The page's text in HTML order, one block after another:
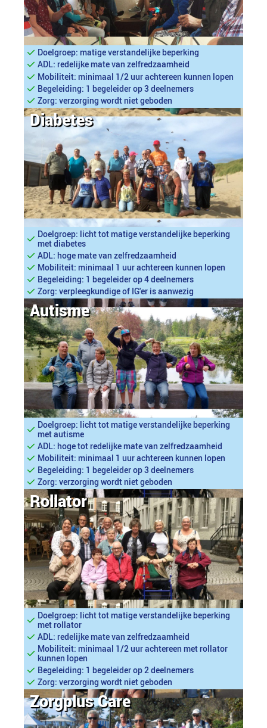
Doelgroep: matige verstandelijke beperking
ADL: redelijke mate van zelfredzaamheid
Mobiliteit: minimaal 1/2 uur achtereen kunnen lopen
Begeleiding: 1 begeleider op 3 deelnemers
Zorg: verzorging wordt niet geboden
Diabetes
Doelgroep: licht tot matige verstandelijke beperking
met diabetes
ADL: hoge mate van zelfredzaamheid
Mobiliteit: minimaal 1 uur achtereen kunnen lopen
Begeleiding: 1 begeleider op 4 deelnemers
Zorg: verpleegkundige of IG'er is aanwezig
Autisme
Doelgroep: licht tot matige verstandelijke beperking
met autisme
ADL: hoge tot redelijke mate van zelfredzaamheid
Mobiliteit: minimaal 1 uur achtereen kunnen lopen
Begeleiding: 1 begeleider op 3 deelnemers
Zorg: verzorging wordt niet geboden
Rollator
Doelgroep: licht tot matige verstandelijke beperking
met rollator
ADL: redelijke mate van zelfredzaamheid
Mobiliteit: minimaal 1/2 uur achtereen met rollator
kunnen lopen
Begeleiding: 1 begeleider op 2 deelnemers
Zorg: verzorging wordt niet geboden
Zorgplus Care